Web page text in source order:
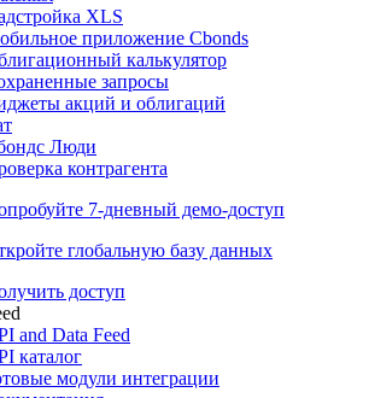
доступ
XLS
приложение Cbonds
калькулятор
запросы
контрагента
7-дневный
глобальную базу данных
доступ